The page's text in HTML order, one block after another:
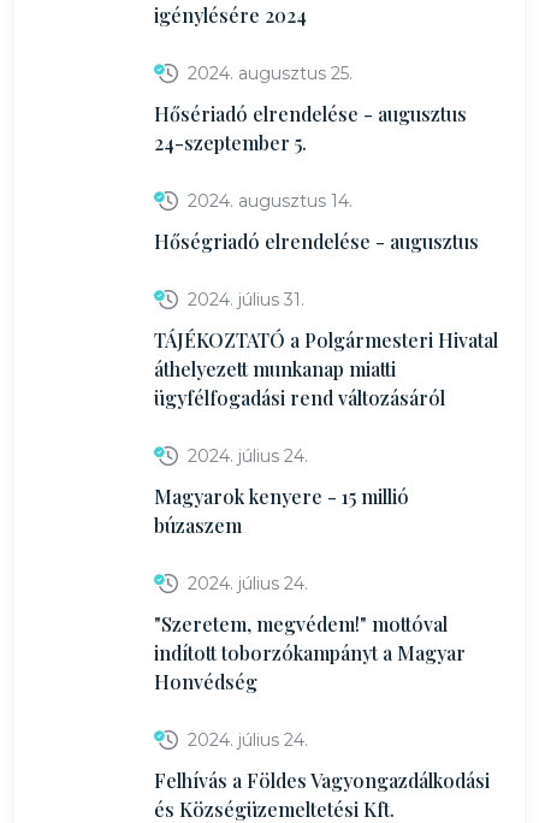
igénylésére 2024
2024. augusztus 25.
Hősériadó elrendelése - augusztus
24-szeptember 5.
2024. augusztus 14.
Hőségriadó elrendelése - augusztus
2024. július 31.
TÁJÉKOZTATÓ a Polgármesteri Hivatal
áthelyezett munkanap miatti
ügyfélfogadási rend változásáról
2024. július 24.
Magyarok kenyere - 15 millió
búzaszem
2024. július 24.
"Szeretem, megvédem!" mottóval
indított toborzókampányt a Magyar
Honvédség
2024. július 24.
Felhívás a Földes Vagyongazdálkodási
és Községüzemeltetési Kft.